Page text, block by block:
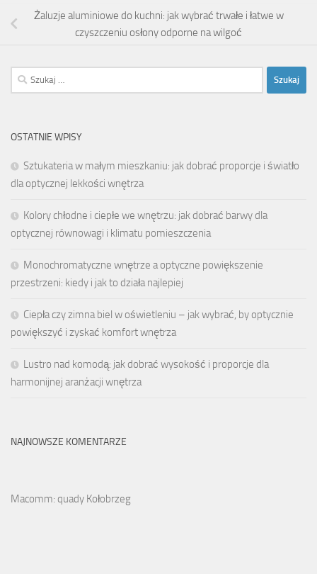
Żaluzje aluminiowe do kuchni: jak wybrać trwałe i łatwe w
czyszczeniu osłony odporne na wilgoć
Szukaj:
OSTATNIE WPISY
Sztukateria w małym mieszkaniu: jak dobrać proporcje i światło
dla optycznej lekkości wnętrza
Kolory chłodne i ciepłe we wnętrzu: jak dobrać barwy dla
optycznej równowagi i klimatu pomieszczenia
Monochromatyczne wnętrze a optyczne powiększenie
przestrzeni: kiedy i jak to działa najlepiej
Ciepła czy zimna biel w oświetleniu – jak wybrać, by optycznie
powiększyć i zyskać komfort wnętrza
Lustro nad komodą: jak dobrać wysokość i proporcje dla
harmonijnej aranżacji wnętrza
NAJNOWSZE KOMENTARZE
Macomm: quady Kołobrzeg